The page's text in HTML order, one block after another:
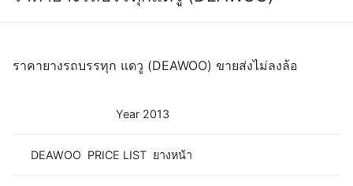
ราคายางรถบรรทุก แดวู (DEAWOO) ขายส่งไม่ลงล้อ
Year 2013
DEAWOO PRICE LIST ยางหน้า